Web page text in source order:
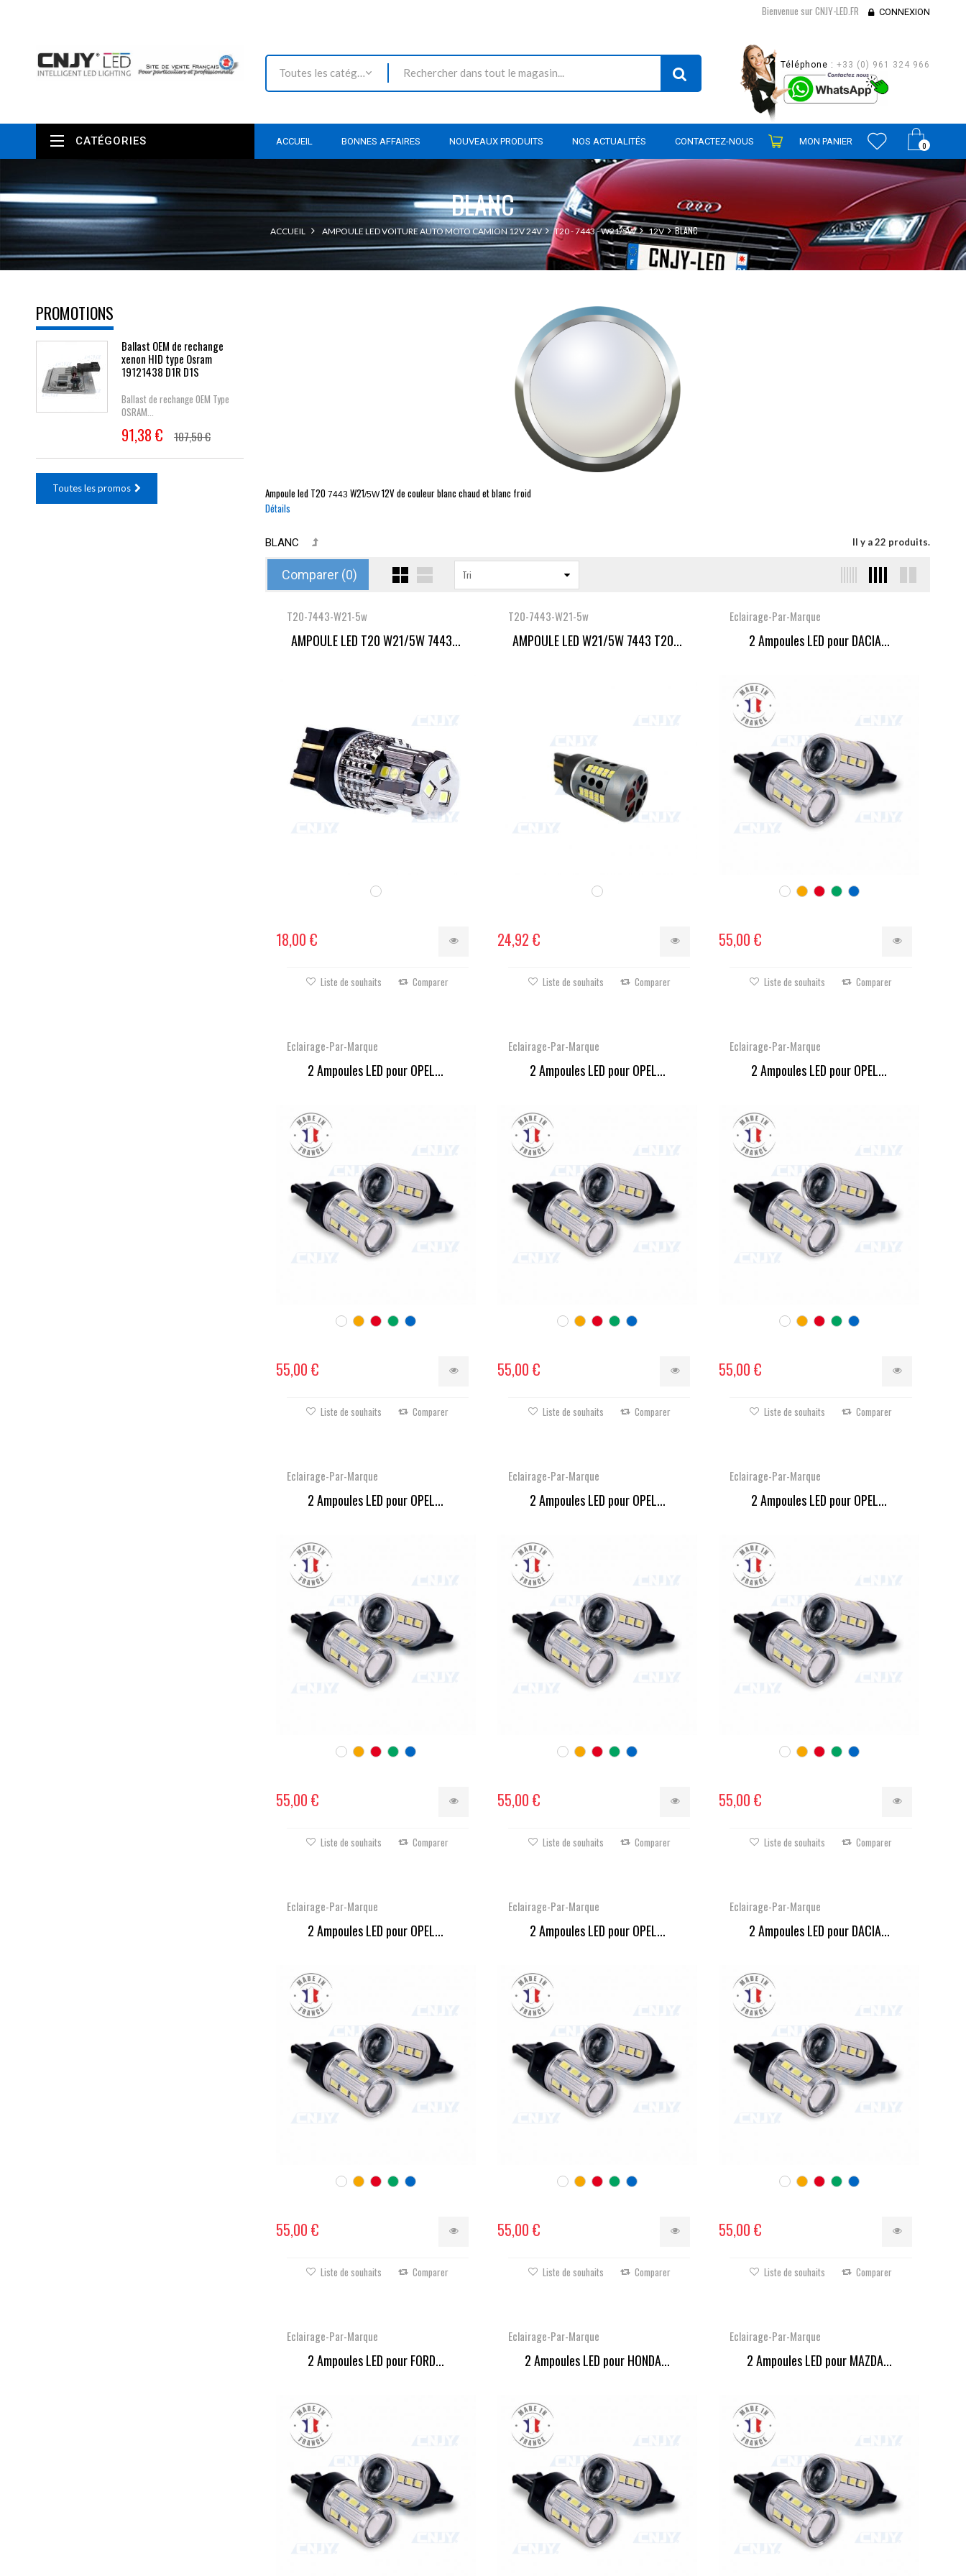
Bienvenue sur CNJY-LED.FR CONNEXION
Toutes les catégories
Téléphone : +33 (0) 961 324 966
0
ACCUEIL BONNES AFFAIRES NOUVEAUX PRODUITS NOS ACTUALITÉS CONTACTEZ-NOUS MON PANIER
CATÉGORIES
BLANC
ACCUEIL AMPOULE LED VOITURE AUTO MOTO CAMION 12V 24V T20 - 7443 - W21/5W 12V BLANC
PROMOTIONS
Ballast OEM de rechange
xenon HID type Osram
19121438 D1R D1S
Ballast de rechange OEM Type
OSRAM...
91,38 € 107,50 €
Toutes les promos Ampoule led T207443 W21/5W 12V de couleur blanc chaud et blanc froid
Détails
BLANC Il y a 22 produits.
Comparer (0) Tri
T20-7443-W21-5w
AMPOULE LED T20 W21/5W 7443...
18,00 €
Liste de souhaits Comparer
T20-7443-W21-5w
AMPOULE LED W21/5W 7443 T20...
24,92 €
Liste de souhaits Comparer
Eclairage-Par-Marque
2 Ampoules LED pour DACIA...
55,00 €
Liste de souhaits Comparer
Eclairage-Par-Marque
2 Ampoules LED pour OPEL...
55,00 €
Liste de souhaits Comparer
Eclairage-Par-Marque
2 Ampoules LED pour OPEL...
55,00 €
Liste de souhaits Comparer
Eclairage-Par-Marque
2 Ampoules LED pour OPEL...
55,00 €
Liste de souhaits Comparer
Eclairage-Par-Marque
2 Ampoules LED pour OPEL...
55,00 €
Liste de souhaits Comparer
Eclairage-Par-Marque
2 Ampoules LED pour OPEL...
55,00 €
Liste de souhaits Comparer
Eclairage-Par-Marque
2 Ampoules LED pour OPEL...
55,00 €
Liste de souhaits Comparer
Eclairage-Par-Marque
2 Ampoules LED pour OPEL...
55,00 €
Liste de souhaits Comparer
Eclairage-Par-Marque
2 Ampoules LED pour OPEL...
55,00 €
Liste de souhaits Comparer
Eclairage-Par-Marque
2 Ampoules LED pour DACIA...
55,00 €
Liste de souhaits Comparer
Eclairage-Par-Marque
2 Ampoules LED pour FORD...
Eclairage-Par-Marque
2 Ampoules LED pour HONDA...
Eclairage-Par-Marque
2 Ampoules LED pour MAZDA...